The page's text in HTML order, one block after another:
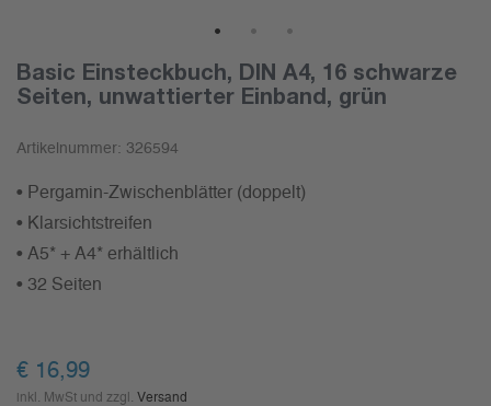
Basic Einsteckbuch, DIN A4, 16 schwarze
Seiten, unwattierter Einband, grün
Artikelnummer: 326594
• Pergamin-Zwischenblätter (doppelt)
• Klarsichtstreifen
• A5* + A4* erhältlich
• 32 Seiten
€ 16,99
inkl. MwSt und zzgl. Versand